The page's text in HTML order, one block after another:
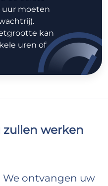
uur moeten
kan
uren of
zullen werken
We ontvangen uw